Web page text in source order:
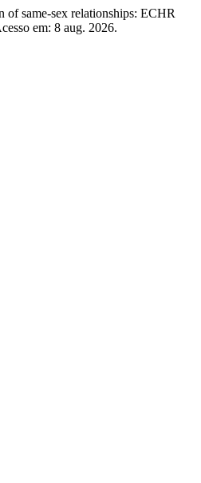
same-sex relationships: ECHR
em: 8 aug. 2026.